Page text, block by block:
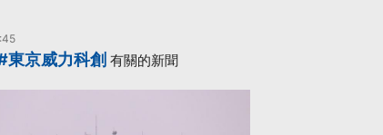
東京威力科創 有關的新聞